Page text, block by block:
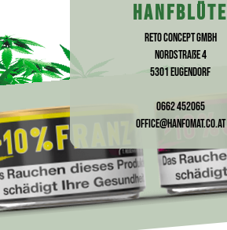
HANFBLÜTE
RETO Concept GmbH
Nordstraße 4
5301 Eugendorf
0662 452065
office@hanfomat.co.at